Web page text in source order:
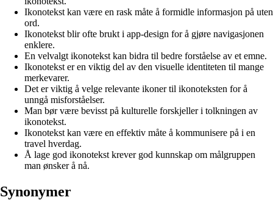
Ikonotekst kan være en rask måte å formidle informasjon på uten
ord.
Ikonotekst blir ofte brukt i app-design for å gjøre navigasjonen
enklere.
En velvalgt ikonotekst kan bidra til bedre forståelse av et emne.
Ikonotekst er en viktig del av den visuelle identiteten til mange
merkevarer.
Det er viktig å velge relevante ikoner til ikonoteksten for å
unngå misforståelser.
Man bør være bevisst på kulturelle forskjeller i tolkningen av
ikonotekst.
Ikonotekst kan være en effektiv måte å kommunisere på i en
travel hverdag.
Å lage god ikonotekst krever god kunnskap om målgruppen
man ønsker å nå.
Synonymer